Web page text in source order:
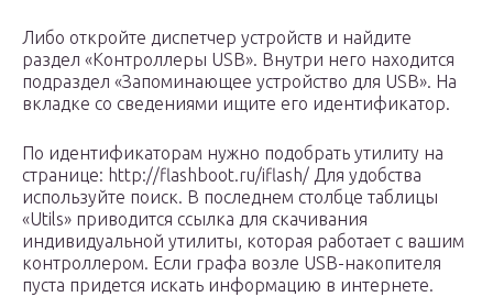
Либо откройте диспетчер устройств и найдите
раздел «Контроллеры USB». Внутри него находится
подраздел «Запоминающее устройство для USB». На
вкладке со сведениями ищите его идентификатор.
По идентификаторам нужно подобрать утилиту на
странице: http://flashboot.ru/iflash/ Для удобства
используйте поиск. В последнем столбце таблицы
«Utils» приводится ссылка для скачивания
индивидуальной утилиты, которая работает с вашим
контроллером. Если графа возле USB-накопителя
пуста придется искать информацию в интернете.